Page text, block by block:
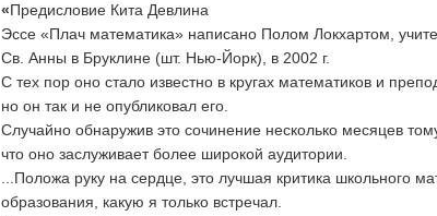
«Предисловие Кита Девлина
Эссе «Плач математика» написано Полом Локхартом,
Св. Анны в Бруклине (шт. Нью-Йорк), в 2002 г.
С тех пор оно стало известно в кругах математиков и
но он так и не опубликовал его.
Случайно обнаружив это сочинение несколько месяцев
что оно заслуживает более широкой аудитории.
...Положа руку на сердце, это лучшая критика школьного
образования, какую я только встречал.